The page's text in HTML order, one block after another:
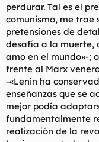
perdurar. Tal es el
comunismo, me trae
pretensiones de
desafía a la muerte,
amo en el mundo»-;
frente al Marx
-«Lenin ha
enseñanzas que se
mejor podía
fundamentalmente
realización de la